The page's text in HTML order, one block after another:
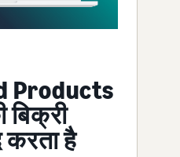
Products
बिक्री
करता है